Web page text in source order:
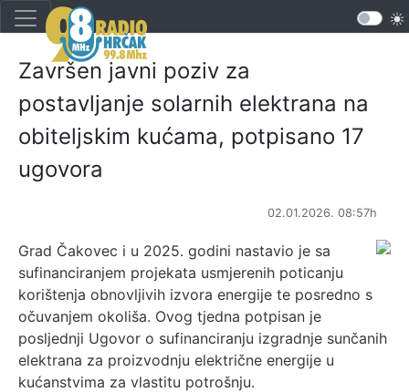
Završen javni poziv za
postavljanje solarnih elektrana na
obiteljskim kućama, potpisano 17
ugovora
02.01.2026. 08:57h
Grad Čakovec i u 2025. godini nastavio je sa
sufinanciranjem projekata usmjerenih poticanju
korištenja obnovljivih izvora energije te posredno s
očuvanjem okoliša. Ovog tjedna potpisan je
posljednji Ugovor o sufinanciranju izgradnje sunčanih
elektrana za proizvodnju električne energije u
kućanstvima za vlastitu potrošnju.